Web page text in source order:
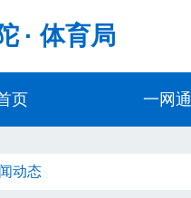
· 体育局
页 一网
动态